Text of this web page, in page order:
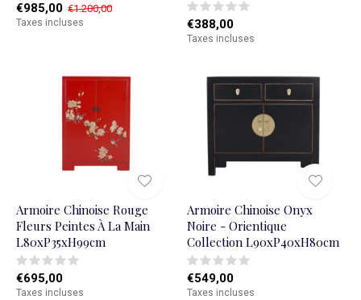
€985,00 €1.200,00
Taxes incluses €388,00
Taxes incluses
Armoire Chinoise Rouge
Fleurs Peintes À La Main
L80xP35xH99cm
€695,00
Taxes incluses
Armoire Chinoise Onyx
Noire - Orientique
Collection L90xP40xH80cm
€549,00
Taxes incluses